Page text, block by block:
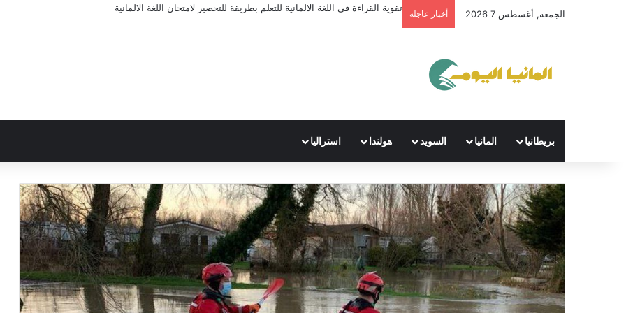
الجمعة, أغسطس 7 2026 أخبار عاجلة
تقوية القراءة في اللغة الالمانية للتعلم بطريقة للتحضير لامتحان اللغة الالمانية
بريطانيا المانيا السويد هولندا استراليا